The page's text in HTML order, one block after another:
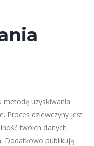
metodę uzyskiwania
Proces dziewczyny jest
twoich danych
Dodatkowo publikują